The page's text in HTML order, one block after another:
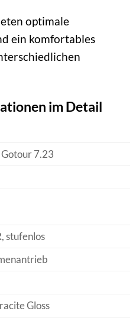
optimale
ein komfortables
im Detail
Gotour 7.23
stufenlos
Gloss